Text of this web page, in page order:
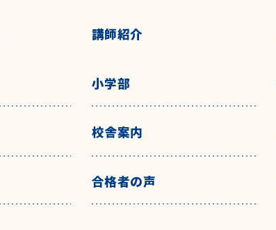
講師紹介
小学部
校舎案内
合格者の声